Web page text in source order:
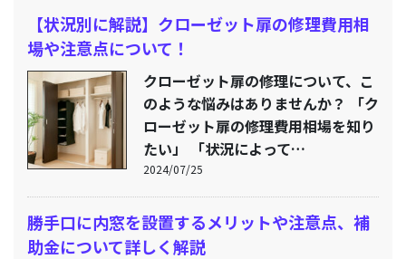
【状況別に解説】クローゼット扉の修理費用相
場や注意点について！
クローゼット扉の修理について、こ
のような悩みはありませんか？ 「ク
ローゼット扉の修理費用相場を知り
たい」 「状況によって…
2024/07/25
勝手口に内窓を設置するメリットや注意点、補
助金について詳しく解説